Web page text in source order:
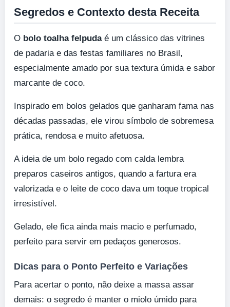
Segredos e Contexto desta Receita
O bolo toalha felpudaé um clássico das vitrines
de padaria e das festas familiares no Brasil,
especialmente amado por sua textura úmida e sabor
marcante de coco.
Inspirado em bolos gelados que ganharam fama nas
décadas passadas, ele virou símbolo de sobremesa
prática, rendosa e muito afetuosa.
A ideia de um bolo regado com calda lembra
preparos caseiros antigos, quando a fartura era
valorizada e o leite de coco dava um toque tropical
irresistível.
Gelado, ele fica ainda mais macio e perfumado,
perfeito para servir em pedaços generosos.
Dicas para o Ponto Perfeito e Variações
Para acertar o ponto, não deixe a massa assar
demais: o segredo é manter o miolo úmido para